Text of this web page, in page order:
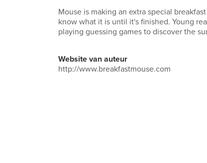
Mouse is making an extra special
know what it is until it's finished. Young
playing guessing games to discover the
Website van auteur
http://www.breakfastmouse.com